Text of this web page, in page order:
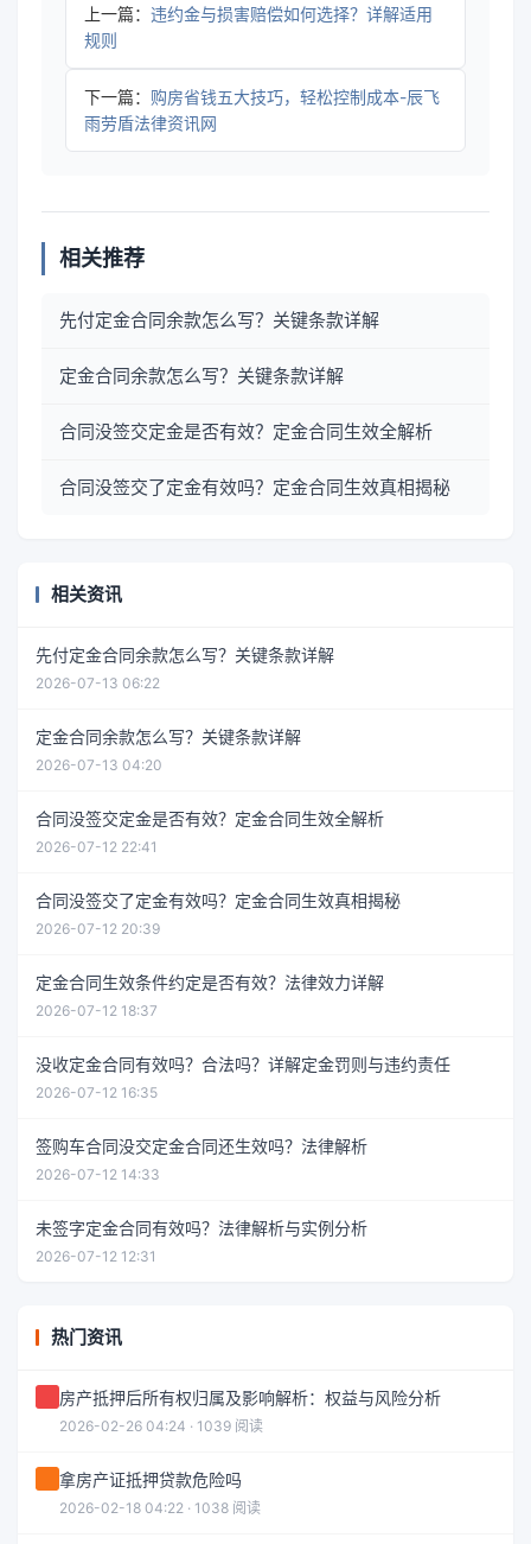
上一篇： 违约金与损害赔偿如何选择？详解适用
规则
下一篇： 购房省钱五大技巧，轻松控制成本-辰飞
雨劳盾法律资讯网
相关推荐
先付定金合同余款怎么写？关键条款详解
定金合同余款怎么写？关键条款详解
合同没签交定金是否有效？定金合同生效全解析
合同没签交了定金有效吗？定金合同生效真相揭秘
相关资讯
先付定金合同余款怎么写？关键条款详解
2026-07-13 06:22
定金合同余款怎么写？关键条款详解
2026-07-13 04:20
合同没签交定金是否有效？定金合同生效全解析
2026-07-12 22:41
合同没签交了定金有效吗？定金合同生效真相揭秘
2026-07-12 20:39
定金合同生效条件约定是否有效？法律效力详解
2026-07-12 18:37
没收定金合同有效吗？合法吗？详解定金罚则与违约责任
2026-07-12 16:35
签购车合同没交定金合同还生效吗？法律解析
2026-07-12 14:33
未签字定金合同有效吗？法律解析与实例分析
2026-07-12 12:31
热门资讯
房产抵押后所有权归属及影响解析：权益与风险分析
2026-02-26 04:24 · 1039 阅读
拿房产证抵押贷款危险吗
2026-02-18 04:22 · 1038 阅读